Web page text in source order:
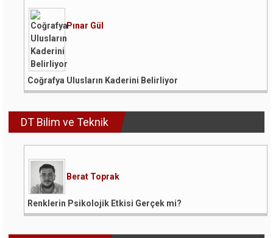
Pınar Gül
Coğrafya Ulusların Kaderini Belirliyor
DT Bilim ve Teknik
Berat Toprak
Renklerin Psikolojik Etkisi Gerçek mi?